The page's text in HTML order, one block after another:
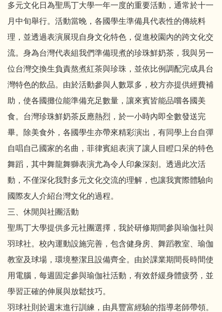
多元文化日為聖馬丁大學一年一度的重要活動，通常於十一
月中旬舉行。活動當晚，各國學生準備具代表性的傳統料
理，並透過表演展現自身文化特色，促進校園內的跨文化交
流。身為台灣代表組我們準備現煮的珍珠鮮奶茶，我與另一
位台灣交換生負責熬煮紅茶與珍珠，並依比例調配完成具台
灣特色的飲品。由於活動參與人數眾多，校方亦提供經費補
助，使各國攤位能準備充足數量，讓來賓皆能品嚐各國美
食。台灣珍珠鮮奶茶反應熱烈，於一小時內即全數發送完
畢。除美食外，各國學生亦帶來精彩演出，有同學上台自彈
自唱自己國家的名曲，菲律賓組表演了讓人目瞪口呆的特色
舞蹈，其中舞龍舞獅表演尤為令人印象深刻。透過此次活
動，不僅深化我對多元文化交流的理解，也讓我實際體驗向
國際友人介紹台灣文化的過程。
三、休閒與社團活動
聖馬丁大學提供多元社團選擇，我於研修期間參與瑜伽社與
羽球社。校內運動設施完善，包含健身房、舞蹈教室、瑜伽
教室及球場，環境整潔且設備齊全。由於課業期間長時間使
用電腦，每週固定參與瑜伽社活動，有效舒緩身體疲勞，並
學習正確的伸展與放鬆技巧。
羽球社則於週末進行訓練，由具豐富經驗的指導老師帶領。